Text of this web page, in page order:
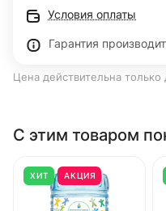
Условия оплаты
Гарантия
Цена действительна
С этим товаром
ХИТ АКЦИЯ